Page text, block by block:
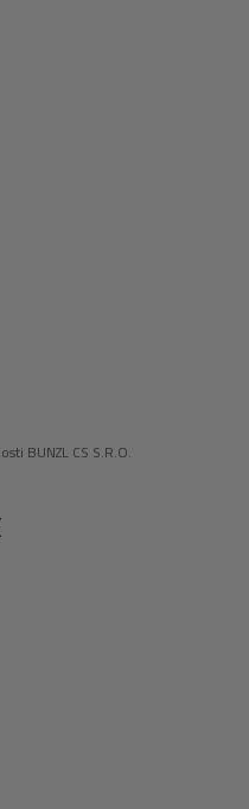
BUNZL CS S.R.O.